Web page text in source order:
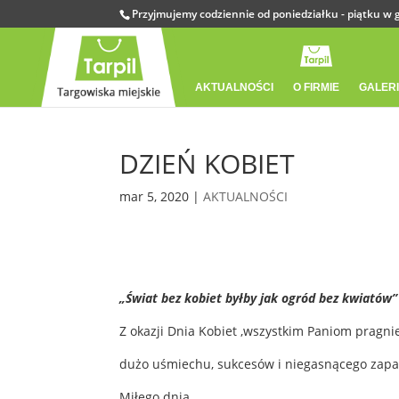
Przyjmujemy codziennie od poniedziałku - piątku w
AKTUALNOŚCI O FIRMIE
DZIEŃ KOBIET
mar 5, 2020 |AKTUALNOŚCI
„Świat bez kobiet byłby jak ogród bez kwiatów”
Z okazji Dnia Kobiet ,wszystkim Paniom
dużo uśmiechu, sukcesów i niegasnącego